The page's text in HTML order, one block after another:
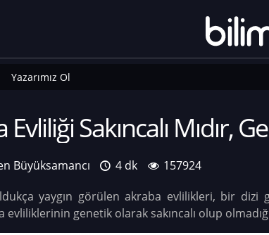
Yazarımız Ol
Sakıncalı Mıdır,
Büyüksamancı 4 dk
157924
yaygın görülen akraba evlilikleri, bir dizi
evliliklerinin genetik olarak sakıncalı olup